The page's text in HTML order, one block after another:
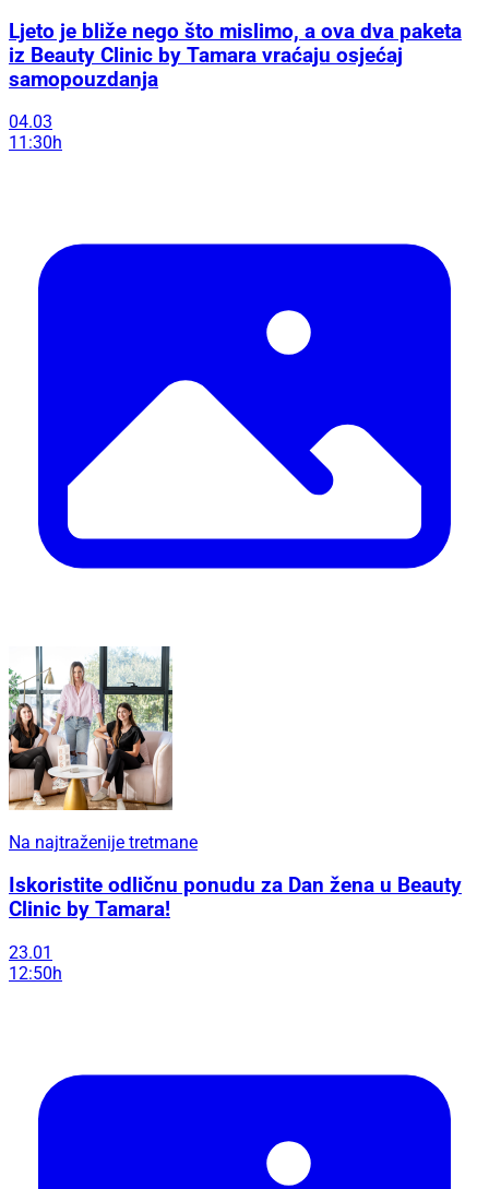
Ljeto je bliže nego što mislimo, a ova dva paketa
iz Beauty Clinic by Tamara vraćaju osjećaj
samopouzdanja
04.03
11:30h
Na najtraženije tretmane
Iskoristite odličnu ponudu za Dan žena u Beauty
Clinic by Tamara!
23.01
12:50h